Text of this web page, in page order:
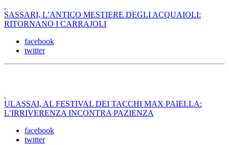
SASSARI, L’ANTICO MESTIERE DEGLI ACQUAIOLI:
RITORNANO I CARRAJOLI
facebook
twitter
ULASSAI, AL FESTIVAL DEI TACCHI MAX PAIELLA:
L’IRRIVERENZA INCONTRA PAZIENZA
facebook
twitter